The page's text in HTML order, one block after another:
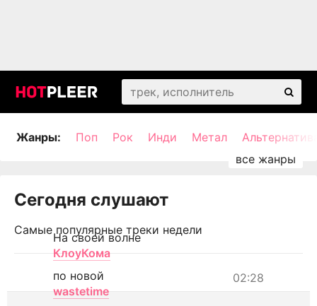
Жанры: Поп Рок Инди Метал
Сегодня слушают
Самые популярные треки недели
На своей волне
КлоуКома
02:28
по новой
wastetime